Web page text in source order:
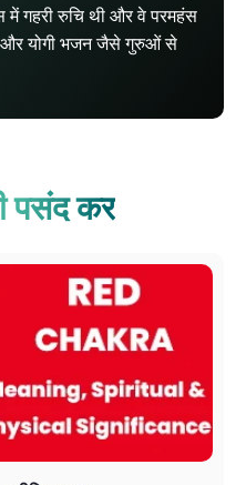
में गहरी रुचि थी और वे परमहंस
और योगी भजन जैसे गुरुओं से
पसंद कर